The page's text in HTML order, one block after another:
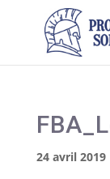
24 avril 2019